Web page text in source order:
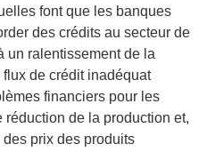
font que les banques
des crédits au secteur de
un ralentissement de la
de crédit inadéquat
financiers pour les
de la production et,
prix des produits